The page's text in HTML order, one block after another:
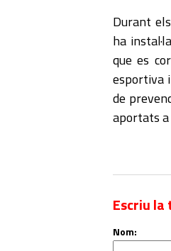
Durant
ha
que es
esportiva
de
aportats a
Escriu la
Nom: